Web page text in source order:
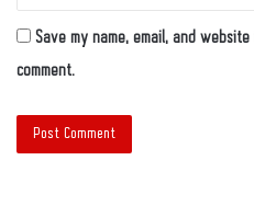
Save my name, email, and
comment.